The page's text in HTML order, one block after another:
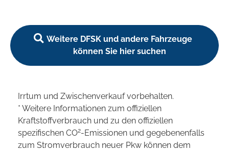
Weitere DFSK und andere Fahrzeuge
können Sie hier suchen
Irrtum und Zwischenverkauf vorbehalten.
* Weitere Informationen zum offiziellen
Kraftstoffverbrauch und zu den offiziellen
spezifischen CO2-Emissionen und gegebenenfalls
zum Stromverbrauch neuer Pkw können dem